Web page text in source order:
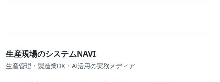
生産現場のシステムNAVI
生産管理・製造業DX・AI活用の実務メディア